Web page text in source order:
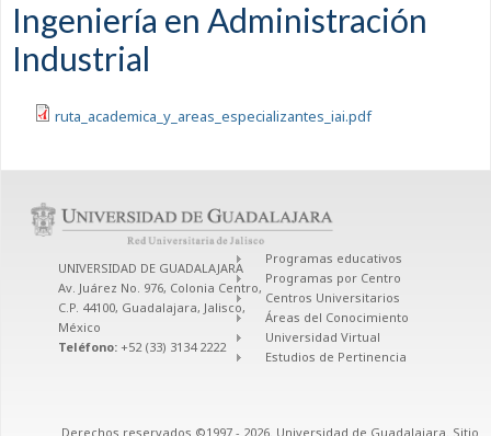
Ingeniería en Administración
Industrial
ruta_academica_y_areas_especializantes_iai.pdf
UNIVERSIDAD DE GUADALAJARA
Av. Juárez No. 976, Colonia Centro,
C.P. 44100, Guadalajara, Jalisco,
México
Teléfono: +52 (33) 3134 2222
Programas educativos
Programas por Centro
Centros Universitarios
Áreas del Conocimiento
Universidad Virtual
Estudios de Pertinencia
Derechos reservados ©1997 - 2026. Universidad de Guadalajara. Sitio